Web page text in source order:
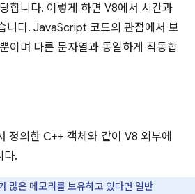
합니다. 이렇게 하면 V8에서 시간과
니다. JavaScript 코드의 관점에서 보
이며 다른 문자열과 동일하게 작동합
정의한 C++ 객체와 같이 V8 외부에
다.
많은 메모리를 보유하고 있다면 일반